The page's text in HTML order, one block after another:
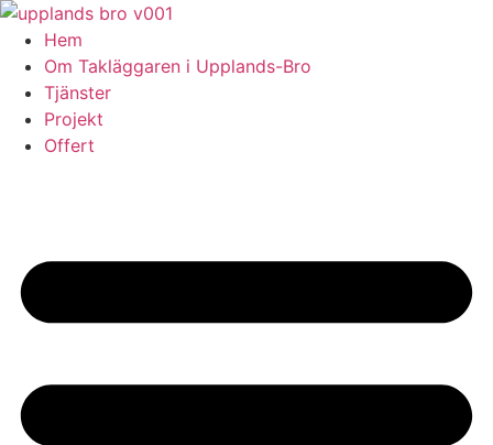
Skip
content
Hem
Om Takläggaren i Upplands-Bro
Tjänster
Projekt
Offert